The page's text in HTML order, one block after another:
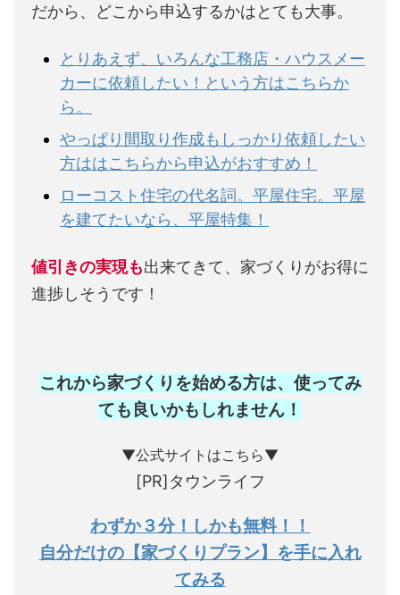
だから、どこから申込するかはとても大事。
とりあえず、いろんな工務店・ハウスメー
カーに依頼したい！という方はこちらか
ら。
やっぱり間取り作成もしっかり依頼したい
方ははこちらから申込がおすすめ！
ローコスト住宅の代名詞。平屋住宅。平屋
を建てたいなら、平屋特集！
値引きの実現も出来てきて、家づくりがお得に
進捗しそうです！
これから家づくりを始める方は、使ってみ
ても良いかもしれません ！
▼公式サイトはこちら▼
[PR]タウンライフ
わずか３分！しかも無料！！
自分だけの【家づくりプラン】を手に入れ
てみる